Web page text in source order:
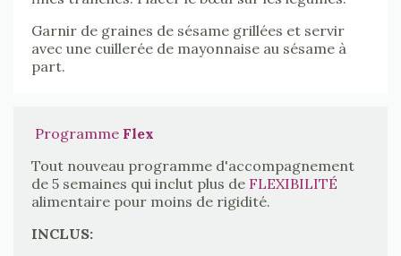
Garnir de graines de sésame grillées et servir
avec une cuillerée de mayonnaise au sésame à
part.
Programme Flex
Tout nouveau programme d'accompagnement
de 5 semaines qui inclut plus de FLEXIBILITÉ
alimentaire pour moins de rigidité.
INCLUS: